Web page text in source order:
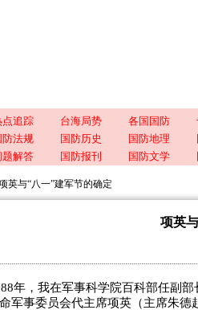
点追踪 台海局势 各国国防
防法规 国防历史 国防地理
题解答 国防报刊 国防文学
英与“八一”建军节的确定
项英
年，我在军事科学院百科部任副部
军事委员会代主席项英（主席朱德